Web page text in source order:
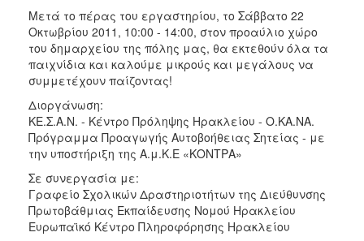
Μετά το πέρας του εργαστηρίου, το Σάββατο 22
Οκτωβρίου 2011, 10:00 - 14:00, στον προαύλιο χώρο
του δημαρχείου της πόλης μας, θα εκτεθούν όλα τα
παιχνίδια και καλούμε μικρούς και μεγάλους να
συμμετέχουν παίζοντας!
Διοργάνωση:
ΚΕ.Σ.Α.Ν. - Κέντρο Πρόληψης Ηρακλείου - Ο.ΚΑ.ΝΑ.
Πρόγραμμα Προαγωγής Αυτοβοήθειας Σητείας - με
την υποστήριξη της Α.μ.Κ.Ε «ΚΟΝΤΡΑ»
Σε συνεργασία με:
Γραφείο Σχολικών Δραστηριοτήτων της Διεύθυνσης
Πρωτοβάθμιας Εκπαίδευσης Νομού Ηρακλείου
Ευρωπαϊκό Κέντρο Πληροφόρησης Ηρακλείου